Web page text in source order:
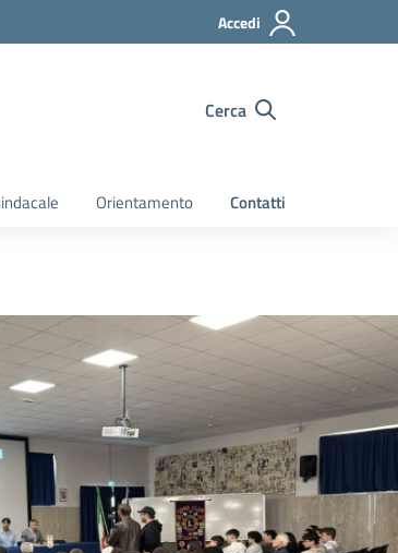
Accedi
Cerca
Orientamento Contatti